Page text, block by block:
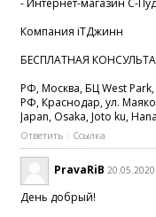
- Интернет-магазин С-
Компания iTДжинн
БЕСПЛАТНАЯ
РФ, Москва, БЦ West
РФ, Краснодар, ул.
Japan, Osaka, Joto ku,
Ответить Ссылка
PravaRiB
День добрый!